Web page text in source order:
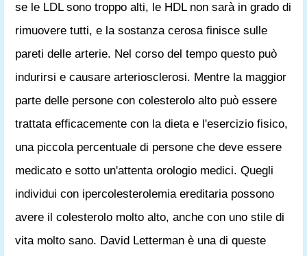
se le LDL sono troppo alti, le HDL non sarà in grado di
rimuovere tutti, e la sostanza cerosa finisce sulle
pareti delle arterie. Nel corso del tempo questo può
indurirsi e causare arteriosclerosi. Mentre la maggior
parte delle persone con colesterolo alto può essere
trattata efficacemente con la dieta e l'esercizio fisico,
una piccola percentuale di persone che deve essere
medicato e sotto un'attenta orologio medici. Quegli
individui con ipercolesterolemia ereditaria possono
avere il colesterolo molto alto, anche con uno stile di
vita molto sano. David Letterman è una di queste